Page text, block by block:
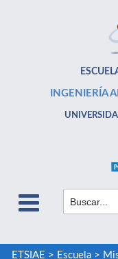
INGENIERÍA
ETSIAE > Escuela>